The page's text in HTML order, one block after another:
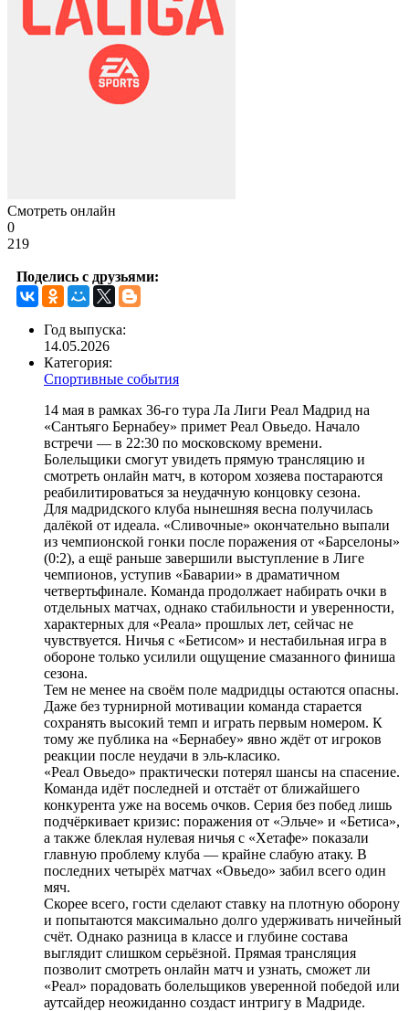
Смотреть онлайн
0
219
Поделись с друзьями:
Год выпуска:
14.05.2026
Категория:
Спортивные события
14 мая в рамках 36-го тура Ла Лиги Реал Мадрид на
«Сантьяго Бернабеу» примет Реал Овьедо. Начало
встречи — в 22:30 по московскому времени.
Болельщики смогут увидеть прямую трансляцию и
смотреть онлайн матч, в котором хозяева постараются
реабилитироваться за неудачную концовку сезона.
Для мадридского клуба нынешняя весна получилась
далёкой от идеала. «Сливочные» окончательно выпали
из чемпионской гонки после поражения от «Барселоны»
(0:2), а ещё раньше завершили выступление в Лиге
чемпионов, уступив «Баварии» в драматичном
четвертьфинале. Команда продолжает набирать очки в
отдельных матчах, однако стабильности и уверенности,
характерных для «Реала» прошлых лет, сейчас не
чувствуется. Ничья с «Бетисом» и нестабильная игра в
обороне только усилили ощущение смазанного финиша
сезона.
Тем не менее на своём поле мадридцы остаются опасны.
Даже без турнирной мотивации команда старается
сохранять высокий темп и играть первым номером. К
тому же публика на «Бернабеу» явно ждёт от игроков
реакции после неудачи в эль-класико.
«Реал Овьедо» практически потерял шансы на спасение.
Команда идёт последней и отстаёт от ближайшего
конкурента уже на восемь очков. Серия без побед лишь
подчёркивает кризис: поражения от «Эльче» и «Бетиса»,
а также блеклая нулевая ничья с «Хетафе» показали
главную проблему клуба — крайне слабую атаку. В
последних четырёх матчах «Овьедо» забил всего один
мяч.
Скорее всего, гости сделают ставку на плотную оборону
и попытаются максимально долго удерживать ничейный
счёт. Однако разница в классе и глубине состава
выглядит слишком серьёзной. Прямая трансляция
позволит смотреть онлайн матч и узнать, сможет ли
«Реал» порадовать болельщиков уверенной победой или
аутсайдер неожиданно создаст интригу в Мадриде.